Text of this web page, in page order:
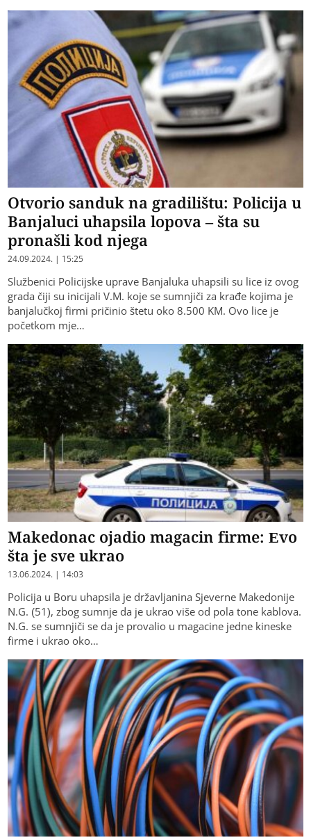
Otvorio sanduk na gradilištu: Policija u
Banjaluci uhapsila lopova – šta su
pronašli kod njega
24.09.2024. | 15:25
Službenici Policijske uprave Banjaluka uhapsili su lice iz ovog
grada čiji su inicijali V.M. koje se sumnjiči za krađe kojima je
banjalučkoj firmi pričinio štetu oko 8.500 KM. Ovo lice je
početkom mje…
Makedonac ojadio magacin firme: Evo
šta je sve ukrao
13.06.2024. | 14:03
Policija u Boru uhapsila je državljanina Sjeverne Makedonije
N.G. (51), zbog sumnje da je ukrao više od pola tone kablova.
N.G. se sumnjiči se da je provalio u magacine jedne kineske
firme i ukrao oko…